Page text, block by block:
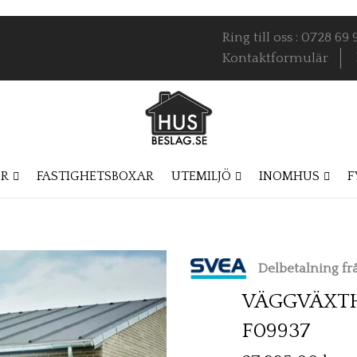
Ring till oss : 0728 69
Kontaktformulär
FASTIGHETSBOXAR UTEMILJÖ INOMHUS
Delbetalning
F09937